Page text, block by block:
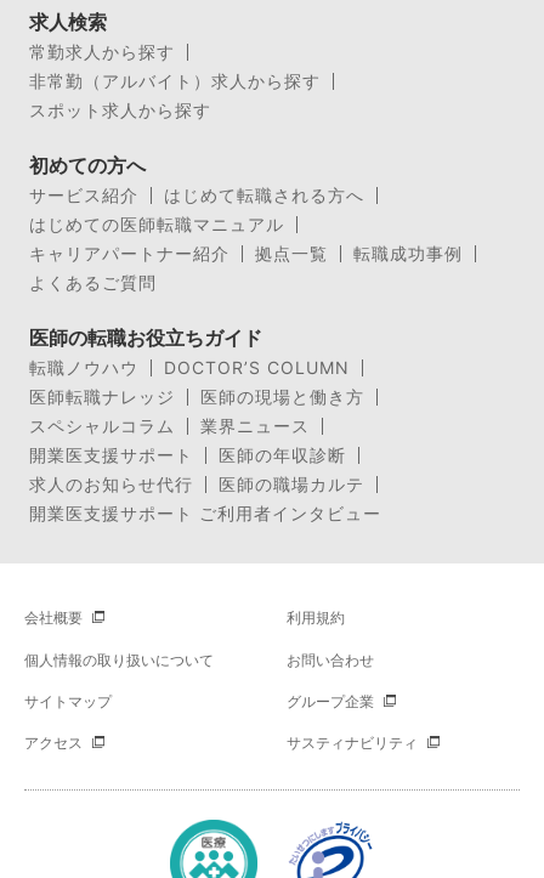
求人検索
常勤求人から探す
非常勤（アルバイト）求人から探す
スポット求人から探す
初めての方へ
サービス紹介
はじめて転職される方へ
はじめての医師転職マニュアル
キャリアパートナー紹介
拠点一覧
転職成功事例
よくあるご質問
医師の転職お役立ちガイド
転職ノウハウ
DOCTOR’S COLUMN
医師転職ナレッジ
医師の現場と働き方
スペシャルコラム
業界ニュース
開業医支援サポート
医師の年収診断
求人のお知らせ代行
医師の職場カルテ
開業医支援サポート ご利用者インタビュー
会社概要 利用規約
個人情報の取り扱いについて お問い合わせ
サイトマップ グループ企業
アクセス サスティナビリティ